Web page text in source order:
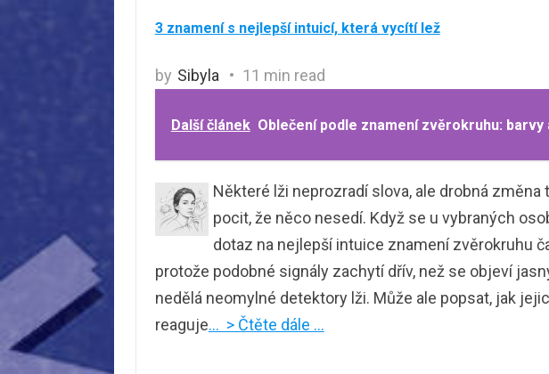
3 znamení s nejlepší intuicí, která vycítí lež
by Sibyla 11 min read
Další článek Oblečení podle znamení zvěrokruhu: barvy
Některé lži neprozradí slova, ale drobná změna
pocit, že něco nesedí. Když se u vybraných
dotaz na nejlepší intuice znamení zvěrokruhu
protože podobné signály zachytí dřív, než se objeví
nedělá neomylné detektory lži. Může ale popsat, jak
reaguje… > Čtěte dále …